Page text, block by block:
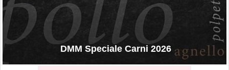
DMM Speciale Carni 2026